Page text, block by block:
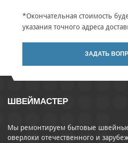
*Окончательная стоимость
указания точного адреса
ЗАДАТЬ
ШВЕЙМАСТЕР
Мы ремонтируем бытовые
оверлоки отечественного и